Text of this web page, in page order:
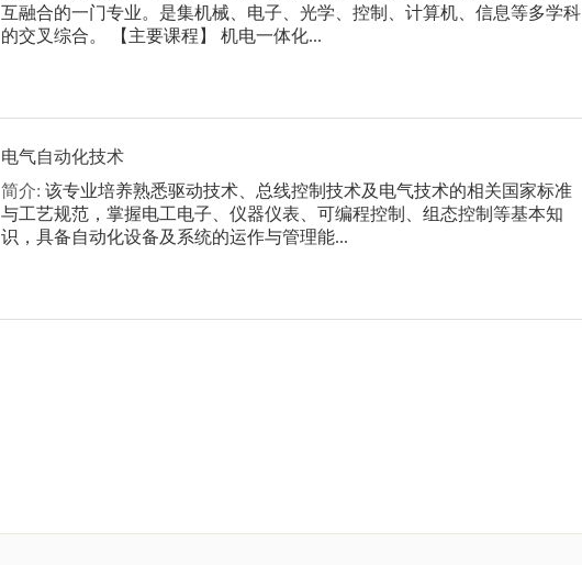
互融合的一门专业。是集机械、电子、光学、控制、计算机、信息等多学科
的交叉综合。 【主要课程】 机电一体化...
电气自动化技术
简介: 该专业培养熟悉驱动技术、总线控制技术及电气技术的相关国家标准
与工艺规范，掌握电工电子、仪器仪表、可编程控制、组态控制等基本知
识，具备自动化设备及系统的运作与管理能...